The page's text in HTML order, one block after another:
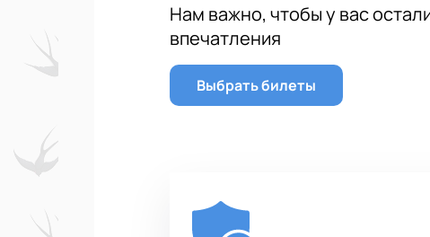
Нам важно, чтобы у вас
впечатления
Выбрать билеты